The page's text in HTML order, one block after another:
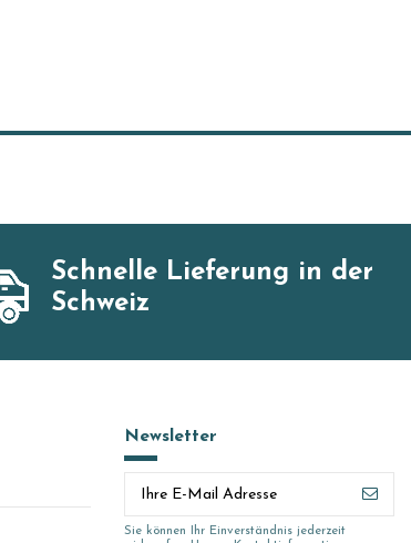
Schnelle Lieferung in der
Schweiz
Newsletter
Sie können Ihr Einverständnis jederzeit